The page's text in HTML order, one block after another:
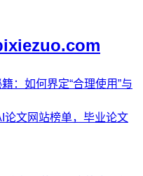
：如何界定“合理使用”与
论文网站榜单，毕业论文